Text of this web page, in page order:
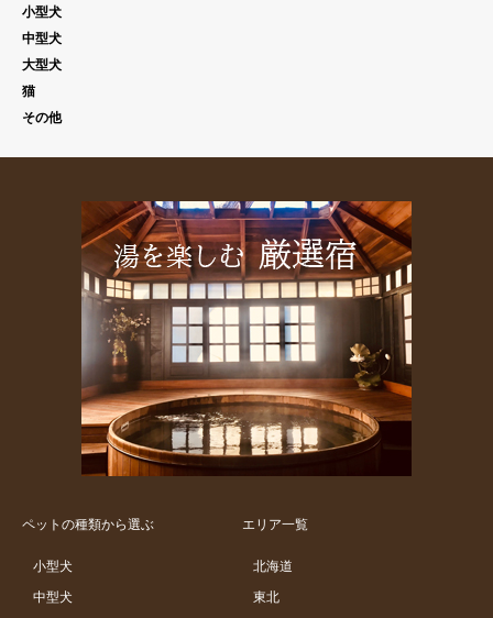
小型犬
中型犬
大型犬
猫
その他
ペットの種類から選ぶ
小型犬
中型犬
エリア一覧
北海道
東北